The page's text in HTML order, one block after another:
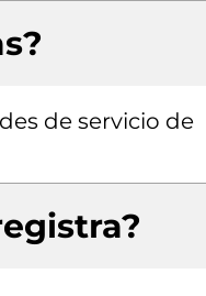
de servicio de